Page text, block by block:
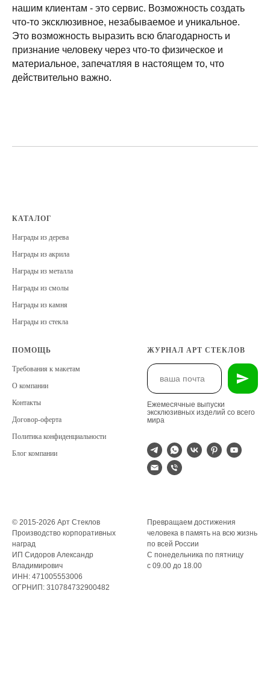
нашим клиентам - это сервис. Возможность создать
что-то эксклюзивное, незабываемое и уникальное.
Это возможность выразить всю благодарность и
признание человеку через что-то физическое и
материальное, запечатляя в настоящем то, что
действительно важно.
КАТАЛОГ
Награды из дерева
Награды из акрила
Награды из металла
Награды из смолы
Награды из камня
Награды из стекла
ПОМОЩЬ
Требования к макетам
О компании
Контакты
Договор-оферта
Политика конфиденциальности
Блог компании
ЖУРНАЛ АРТ СТЕКЛОВ
Ежемесячные выпуски
эксклюзивных изделий со всего
мира
© 2015-2026 Арт Стеклов
Производство корпоративных
наград
ИП Сидоров Александр
Владимирович
ИНН: 471005553006
ОГРНИП: 310784732900482
Превращаем достижения
человека в память на всю жизнь
по всей России
С понедельника по пятницу
с 09.00 до 18.00